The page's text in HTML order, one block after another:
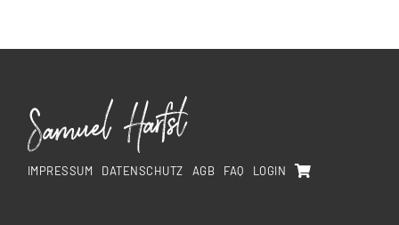
IMPRESSUM DATENSCHUTZ AGB FAQ LOGIN